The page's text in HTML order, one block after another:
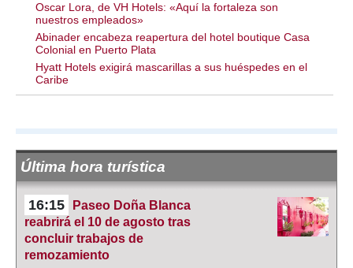
Oscar Lora, de VH Hotels: «Aquí la fortaleza son
nuestros empleados»
Abinader encabeza reapertura del hotel boutique Casa
Colonial en Puerto Plata
Hyatt Hotels exigirá mascarillas a sus huéspedes en el
Caribe
Última hora turística
16:15
Paseo Doña Blanca
reabrirá el 10 de agosto tras
concluir trabajos de
remozamiento